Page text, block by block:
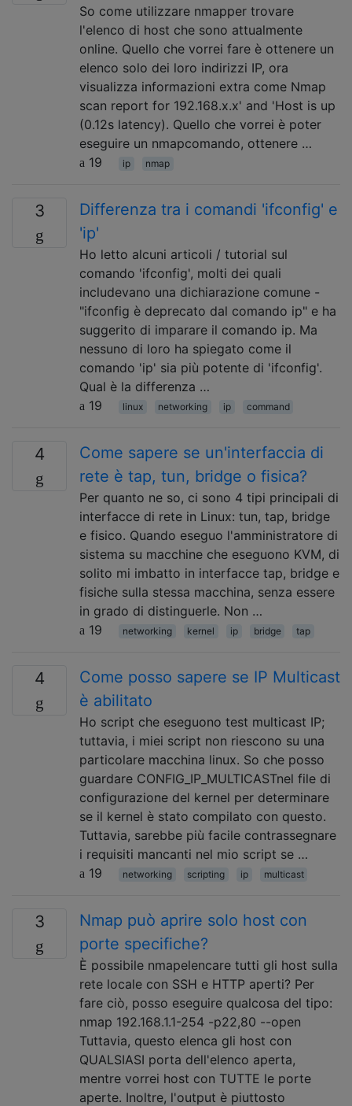
So come utilizzare nmapper trovare
l'elenco di host che sono attualmente
online. Quello che vorrei fare è ottenere un
elenco solo dei loro indirizzi IP, ora
visualizza informazioni extra come Nmap
scan report for 192.168.x.x' and 'Host is up
(0.12s latency). Quello che vorrei è poter
eseguire un nmapcomando, ottenere …
19
ip nmap
3
Differenza tra i comandi 'ifconfig' e
'ip'
Ho letto alcuni articoli / tutorial sul
comando 'ifconfig', molti dei quali
includevano una dichiarazione comune -
"ifconfig è deprecato dal comando ip" e ha
suggerito di imparare il comando ip. Ma
nessuno di loro ha spiegato come il
comando 'ip' sia più potente di 'ifconfig'.
Qual è la differenza …
19
linux networking ip command
4
Come sapere se un'interfaccia di
rete è tap, tun, bridge o fisica?
Per quanto ne so, ci sono 4 tipi principali di
interfacce di rete in Linux: tun, tap, bridge
e fisico. Quando eseguo l'amministratore di
sistema su macchine che eseguono KVM, di
solito mi imbatto in interfacce tap, bridge e
fisiche sulla stessa macchina, senza essere
in grado di distinguerle. Non …
19
networking kernel ip bridge tap
4
Come posso sapere se IP Multicast
è abilitato
Ho script che eseguono test multicast IP;
tuttavia, i miei script non riescono su una
particolare macchina linux. So che posso
guardare CONFIG_IP_MULTICASTnel file di
configurazione del kernel per determinare
se il kernel è stato compilato con questo.
Tuttavia, sarebbe più facile contrassegnare
i requisiti mancanti nel mio script se …
19
networking scripting ip multicast
3
Nmap può aprire solo host con
porte specifiche?
È possibile nmapelencare tutti gli host sulla
rete locale con SSH e HTTP aperti? Per
fare ciò, posso eseguire qualcosa del tipo:
nmap 192.168.1.1-254 -p22,80 --open
Tuttavia, questo elenca gli host con
QUALSIASI porta dell'elenco aperta,
mentre vorrei host con TUTTE le porte
aperte. Inoltre, l'output è piuttosto